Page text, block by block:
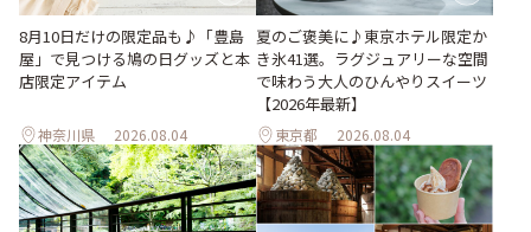
8月10日だけの限定品も♪「豊島
屋」で見つける鳩の日グッズと本
店限定アイテム
神奈川県 2026.08.04
夏のご褒美に♪東京ホテル限定か
き氷41選。ラグジュアリーな空間
で味わう大人のひんやりスイーツ
【2026年最新】
東京都 2026.08.04